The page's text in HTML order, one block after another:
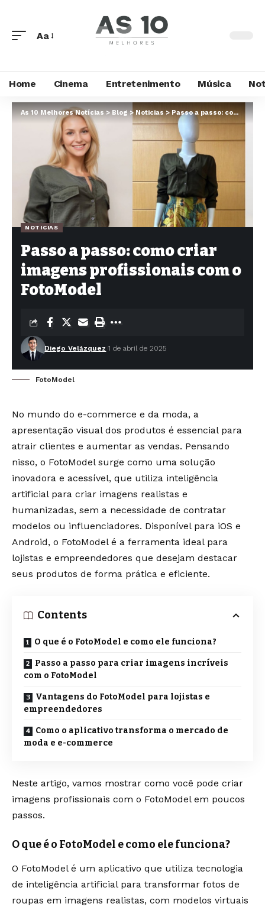
Aa
Home Cinema Entretenimento Música
As 10 Melhores Notícias>Blog>Noticias>Passo a passo: como criar imagens profissionais com o FotoModel
NOTICIAS
Passo a passo: como criar
imagens profissionais com o
FotoModel
Diego Velázquez 1 de abril de 2025
FotoModel
No mundo do e-commerce e da moda, a
apresentação visual dos produtos é essencial para
atrair clientes e aumentar as vendas. Pensando
nisso, o FotoModel surge como uma solução
inovadora e acessível, que utiliza inteligência
artificial para criar imagens realistas e
humanizadas, sem a necessidade de contratar
modelos ou influenciadores. Disponível para iOS e
Android, o FotoModel é a ferramenta ideal para
lojistas e empreendedores que desejam destacar
seus produtos de forma prática e eficiente.
Contents
O que é o FotoModel e como ele funciona?
Passo a passo para criar imagens incríveis
com o FotoModel
Vantagens do FotoModel para lojistas e
empreendedores
Como o aplicativo transforma o mercado de
moda e e-commerce
Neste artigo, vamos mostrar como você pode criar
imagens profissionais com o FotoModel em poucos
passos.
O que é o FotoModel e como ele funciona?
O FotoModel é um aplicativo que utiliza tecnologia
de inteligência artificial para transformar fotos de
roupas em imagens realistas, com modelos virtuais